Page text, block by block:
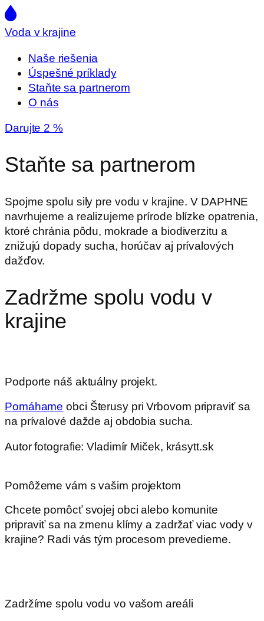
Voda v krajine
Naše riešenia
Úspešné príklady
Staňte sa partnerom
O nás
Darujte 2 %
Staňte sa partnerom
Spojme spolu sily pre vodu v krajine. V DAPHNE
navrhujeme a realizujeme prírode blízke opatrenia,
ktoré chránia pôdu, mokrade a biodiverzitu a
znižujú dopady sucha, horúčav aj prívalových
dažďov.
Zadržme spolu vodu v
krajine
Podporte náš aktuálny projekt.
Pomáhame obci Šterusy pri Vrbovom pripraviť sa
na prívalové dažde aj obdobia sucha.
Autor fotografie: Vladimír Miček, krásytt.sk
Pomôžeme vám s vašim projektom
Chcete pomôcť svojej obci alebo komunite
pripraviť sa na zmenu klímy a zadržať viac vody v
krajine? Radi vás tým procesom prevedieme.
Zadržíme spolu vodu vo vašom areáli